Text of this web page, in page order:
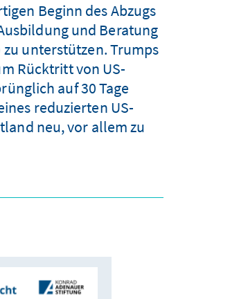
Beginn des Abzugs
und Beratung
unterstützen. Trumps
Rücktritt von US-
auf 30 Tage
reduzierten US-
neu, vor allem zu